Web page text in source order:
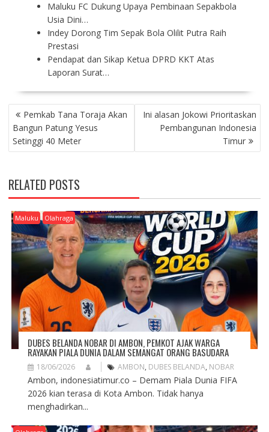
Maluku FC Dukung Upaya Pembinaan Sepakbola
Usia Dini…
Indey Dorong Tim Sepak Bola Olilit Putra Raih
Prestasi
Pendapat dan Sikap Ketua DPRD KKT Atas
Laporan Surat…
P
O
S
T
A
V
I
G
A
T
O
Pemkab Tana Toraja Akan
Bangun Patung Yesus
Setinggi 40 Meter
Ini alasan Jokowi Prioritaskan
Pembangunan Indonesia
Timur
RELATED POSTS
Maluku Olahraga
DUBES BELANDA NOBAR DI AMBON, PEMKOT AJAK WARGA
RAYAKAN PIALA DUNIA DALAM SEMANGAT ORANG BASUDARA
18/06/2026 AMBON, DUBES BELANDA, NOBAR
Ambon, indonesiatimur.co – Demam Piala Dunia FIFA
2026 kian terasa di Kota Ambon. Tidak hanya
menghadirkan...